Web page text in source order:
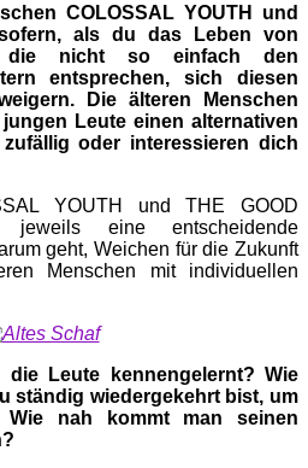
COLOSSAL YOUTH und
als du das Leben von
die nicht so einfach den
entsprechen, sich diesen
Die älteren Menschen
Leute einen alternativen
oder interessieren dich
YOUTH und THE GOOD
jeweils eine entscheidende
geht, Weichen für die Zukunft
Menschen mit individuellen
Leute kennengelernt? Wie
ständig wiedergekehrt bist, um
nah kommt man seinen